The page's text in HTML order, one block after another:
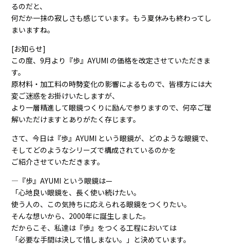
るのだと、
何だか一抹の寂しさも感じています。もう夏休みも終わってし
まいますね。
[お知らせ]
この度、9月より『歩』AYUMI の価格を改定させていただきま
す。
原材料・加工料の時勢変化の影響によるもので、皆様方には大
変ご迷惑をお掛けいたしますが、
より一層精進して眼鏡つくりに励んで参りますので、何卒ご理
解いただけますとありがたく存じます。
さて、今日は『歩』AYUMI という眼鏡が、どのような眼鏡で、
そしてどのようなシリーズで構成されているのかを
ご紹介させていただきます。
―『歩』AYUMI という眼鏡は—
「心地良い眼鏡を、長く使い続けたい。
使う人の、この気持ちに応えられる眼鏡をつくりたい。
そんな想いから、2000年に誕生しました。
だからこそ、私達は『歩』をつくる工程においては
「必要な手間は決して惜しまない。」と決めています。